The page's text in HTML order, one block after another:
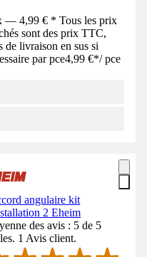
— 4,99 € * Tous les prix
sont des prix TTC,
de livraison en sus si
par pce4,99 €*/ pce
angulaire kit
2 Eheim
des avis : 5 de 5
1 Avis client.